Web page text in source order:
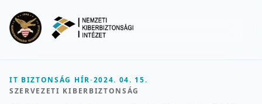
IT BIZTONSÁG HÍR-2024. 04. 15.
SZERVEZETI KIBERBIZTONSÁG